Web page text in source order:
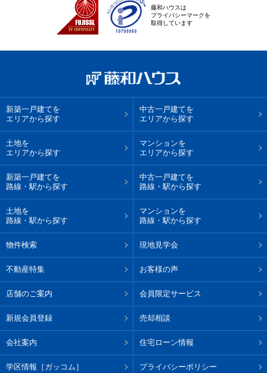
藤和ハウスは
プライバシーマークを
取得しています
新築一戸建てを
エリアから探す
中古一戸建てを
エリアから探す
土地を
エリアから探す
マンションを
エリアから探す
新築一戸建てを
路線・駅から探す
中古一戸建てを
路線・駅から探す
土地を
路線・駅から探す
マンションを
路線・駅から探す
物件検索 現地見学会
不動産特集 お客様の声
店舗のご案内 会員限定サービス
新規会員登録 売却相談
会社案内 住宅ローン情報
学区情報［ガッコム］ プライバシーポリシー